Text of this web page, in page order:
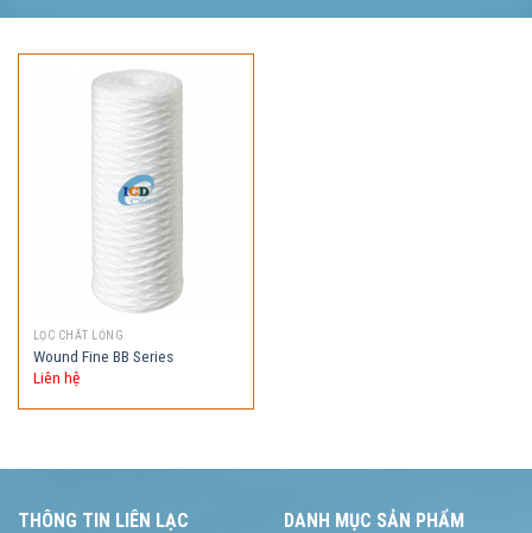
LỌC CHẤT LỎNG
Wound Fine BB Series
Liên hệ
THÔNG TIN LIÊN LẠC DANH MỤC SẢN PHẨM